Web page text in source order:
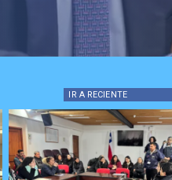
IR A RECIENTE